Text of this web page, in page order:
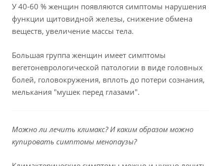
У 40-60 % женщин появляются симптомы нарушения
функции щитовидной железы, снижение обмена
веществ, увеличение массы тела.
Большая группа женщин имеет симптомы
вегетоневрологической патологии в виде головных
болей, головокружения, вплоть до потери сознания,
мелькания "мушек перед глазами".
Можно ли лечить климакс? И каким образом можно
купировать симптомы менопаузы?